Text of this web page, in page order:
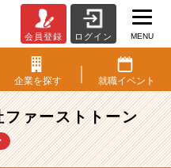
会員登録 ログイン MENU
企業を探す 就職イベント
ファーストトーン